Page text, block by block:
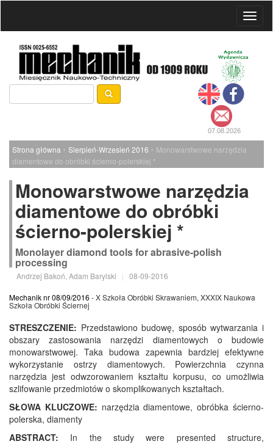
07.08.2026
Strona główna › Sierpień-Wrzesień 2016 › Monowarstwowe narzędzia
diamentowe do obróbki ścierno-polerskiej *
Monowarstwowe narzędzia
diamentowe do obróbki
ścierno-polerskiej *
Monolayer diamond tools for abrasive-polish
processing
Andrzej Bakoń, Adam Barylski | 08-09-2016
Mechanik nr 08/09/2016 - X Szkoła Obróbki Skrawaniem, XXXIX Naukowa
Szkoła Obróbki Ściernej
STRESZCZENIE: Przedstawiono budowę, sposób wytwarzania i
obszary zastosowania narzędzi diamentowych o budowie
monowarstwowej. Taka budowa zapewnia bardziej efektywne
wykorzystanie ostrzy diamentowych. Powierzchnia czynna
narzędzia jest odwzorowaniem kształtu korpusu, co umożliwia
szlifowanie przedmiotów o skomplikowanych kształtach.
SŁOWA KLUCZOWE: narzędzia diamentowe, obróbka ścierno-
polerska, diamenty
ABSTRACT: In the study were presented structure,